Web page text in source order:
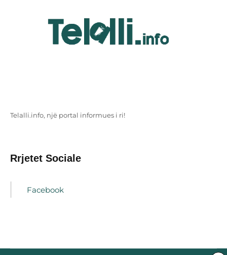
Telalli.info, një portal informues i ri!
Rrjetet Sociale
Facebook